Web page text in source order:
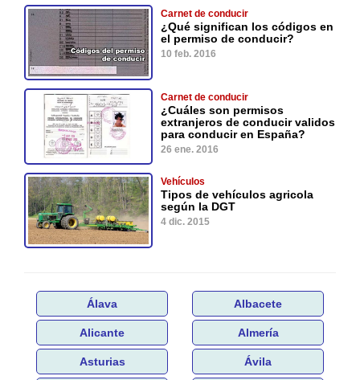
Carnet de conducir
¿Qué significan los códigos en
el permiso de conducir?
10 feb. 2016
Carnet de conducir
¿Cuáles son permisos
extranjeros de conducir validos
para conducir en España?
26 ene. 2016
Vehículos
Tipos de vehículos agricola
según la DGT
4 dic. 2015
Álava Albacete
Alicante Almería
Asturias Ávila